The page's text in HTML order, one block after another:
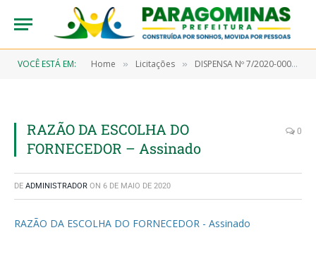
VOCÊ ESTÁ EM: Home » Licitações » DISPENSA Nº 7/2020-00027 (Aquisição de teste rápido para serem utilizados na triagem dos pacientes que apresentarem sintomas com quadro clínico sugestivo ao Covid-19)
RAZÃO DA ESCOLHA DO
FORNECEDOR – Assinado
0
DE ADMINISTRADOR ON 6 DE MAIO DE 2020
RAZÃO DA ESCOLHA DO FORNECEDOR - Assinado